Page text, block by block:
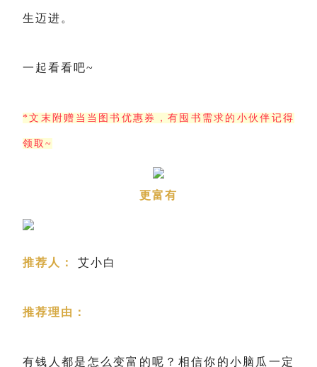
生迈进。
一起看看吧~
*文末附赠当当图书优惠券，有囤书需求的小伙伴记得
领取~
更富有
推荐人： 艾小白
推荐理由：
有钱人都是怎么变富的呢？相信你的小脑瓜一定